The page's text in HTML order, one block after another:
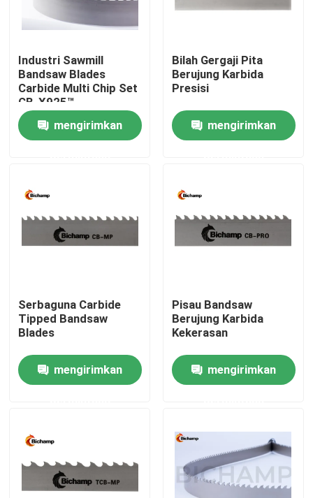
Rumah
Produk
Tur Pabrik
Hubungi kami
Berita
Bi Metal Bandsaw Blades
Pisau Bandsaw Berujung Karbida
Industri Sawmill
Bandsaw Blades
Carbide Multi Chip Set
CB-X925™
mengirimkan
Bilah Gergaji Pita
Berujung Karbida
Presisi
mengirimkan
Serbaguna Carbide
Tipped Bandsaw
Blades
mengirimkan
Pisau Bandsaw
Berujung Karbida
Kekerasan
mengirimkan